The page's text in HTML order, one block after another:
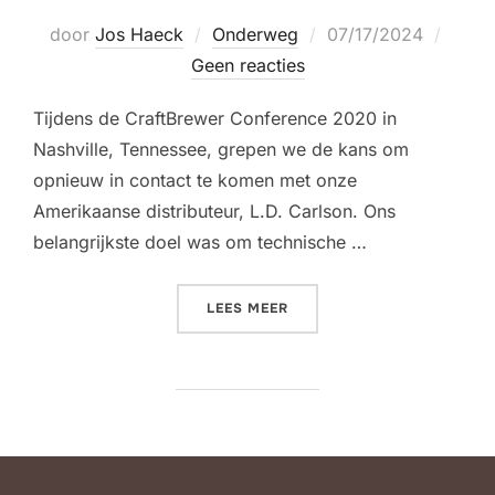
door Jos Haeck Onderweg
Geplaatst
07/17/2024
Geen reacties
Tijdens de CraftBrewer Conference 2020 in
Nashville, Tennessee, grepen we de kans om
opnieuw in contact te komen met onze
Amerikaanse distributeur, L.D. Carlson. Ons
belangrijkste doel was om technische …
LEES MEER